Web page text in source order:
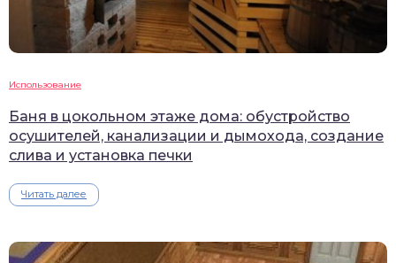
Использование
Баня в цокольном этаже дома: обустройство
осушителей, канализации и дымохода, создание
слива и установка печки
Читать далее